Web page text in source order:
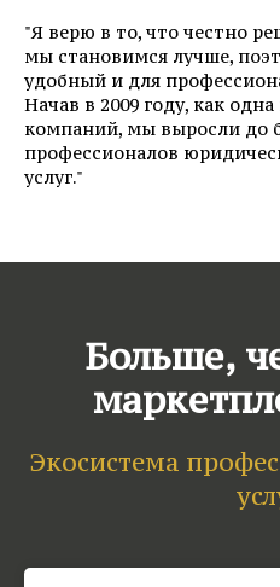
"Я верю в то, что честно
мы становимся лучше,
удобный и для
Начав в 2009 году, как
компаний, мы выросли до
профессионалов
услуг."
Больше,
Экосистема